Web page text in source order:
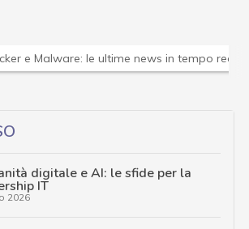
e Malware: le ultime news in tempo
digitale e AI: le sfide per la
IT
2026